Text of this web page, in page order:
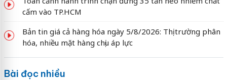
cấm vào TP.HCM
Bản tin giá cả hàng hóa ngày 5/8/2026: Thị trường phân
hóa, nhiều mặt hàng chịu áp lực
Bài đọc nhiều